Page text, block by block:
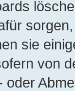
sie
von
oder